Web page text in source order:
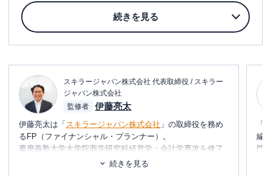
すので、どちらの方がご自身にとって使い勝手が
う。
一方で、法人カードでは、デビットカードに比べ
ポイント還元率が高いケースが多く、手元に現金
がなくても利用できるメリットがあります。
分割払いといった方法も検討できますので、どう
しても利用したい場合や仕入れをしたい場合など
には法人カードが強みを発揮します。
多くの方が法人カードによる利用を行っていると
スキラージャパン株式会社 代表取締役 / スキラー
ジャパン株式会社
監修者
伊藤亮太
伊藤亮太は「 スキラージャパン株式会社 」の取締役を務め
るFP（ファイナンシャル・プランナー）。
慶應義塾大学大学院商学研究科経営学・会計学専攻を修了
CFP®を取得。
続きを見る
「
編
門